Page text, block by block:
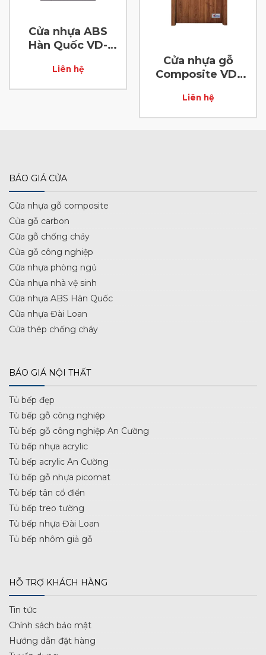
Cửa nhựa ABS
Hàn Quốc VD-
Liên hệ
Cửa nhựa gỗ
Composite VD-
Liên hệ
BÁO GIÁ CỬA
Cửa nhựa gỗ composite
Cửa gỗ carbon
Cửa gỗ chống cháy
Cửa gỗ công nghiệp
Cửa nhựa phòng ngủ
Cửa nhựa nhà vệ sinh
Cửa nhựa ABS Hàn Quốc
Cửa nhựa Đài Loan
Cửa thép chống cháy
BÁO GIÁ NỘI THẤT
Tủ bếp đẹp
Tủ bếp gỗ công nghiệp
Tủ bếp gỗ công nghiệp An Cường
Tủ bếp nhựa acrylic
Tủ bếp acrylic An Cường
Tủ bếp gỗ nhựa picomat
Tủ bếp tân cổ điển
Tủ bếp treo tường
Tủ bếp nhựa Đài Loan
Tủ bếp nhôm giả gỗ
HỖ TRỢ KHÁCH HÀNG
Tin tức
Chính sách bảo mật
Hướng dẫn đặt hàng